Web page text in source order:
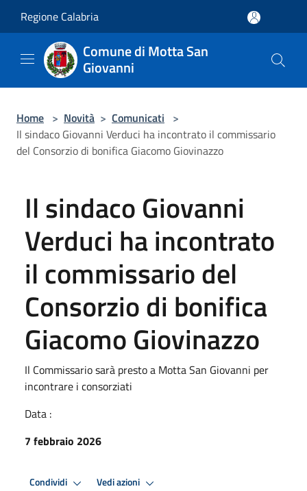
Regione Calabria
Comune di Motta San
Giovanni
Home > Novità > Comunicati >
Il sindaco Giovanni Verduci ha incontrato il commissario
del Consorzio di bonifica Giacomo Giovinazzo
Il sindaco Giovanni
Verduci ha incontrato
il commissario del
Consorzio di bonifica
Giacomo Giovinazzo
Il Commissario sarà presto a Motta San Giovanni per
incontrare i consorziati
Data :
7 febbraio 2026
Condividi Vedi azioni